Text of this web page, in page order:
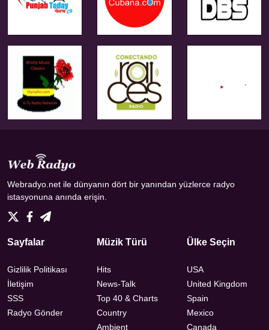
Webradyo.net ile dünyanın dört bir yanından yüzlerce radyo
istasyonuna anında erişin.
Sayfalar
Gizlilik Politikası
İletişim
SSS
Radyo Gönder
Müzik Türü
Hits
News-Talk
Top 40 & Charts
Country
Ambient
Ülke Seçin
USA
United Kingdom
Spain
Mexico
Canada